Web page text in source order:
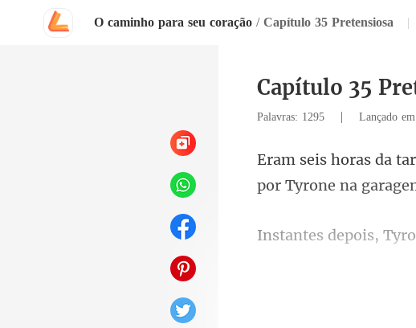
O caminho para seu coração / Capítulo 35 Pretensiosa |
Capítulo 35
Palavras: 1295 | Lançado
epois, Tyro